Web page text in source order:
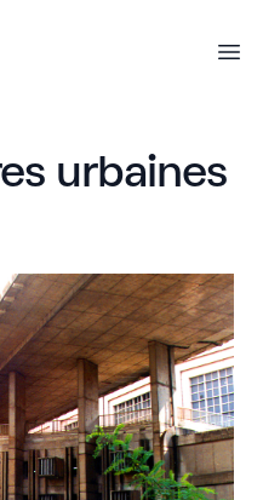
urbaines